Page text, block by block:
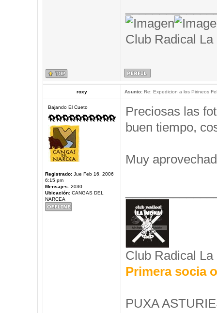
Club Radical La
roxy Asunto:Re: Expedicion a los Pirineos
Bajando El Cueto
Registrado:Jue Feb 16, 2006
6:15 pm
Mensajes:2030
Ubicación:CANGAS DEL
NARCEA
Preciosas las
buen tiempo,
Muy
Club Radical La
Primera socia
PUXA